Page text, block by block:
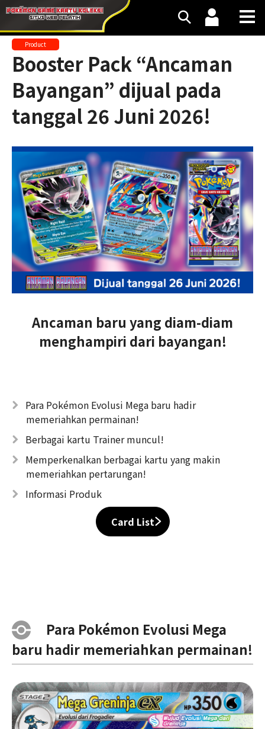
Product
Booster Pack “Ancaman
Bayangan” dijual pada
tanggal 26 Juni 2026!
Ancaman baru yang diam-diam
menghampiri dari bayangan!
Para Pokémon Evolusi Mega baru hadir
memeriahkan permainan!
Berbagai kartu Trainer muncul!
Memperkenalkan berbagai kartu yang makin
memeriahkan pertarungan!
Informasi Produk
Card List
Para Pokémon Evolusi Mega
baru hadir memeriahkan permainan!